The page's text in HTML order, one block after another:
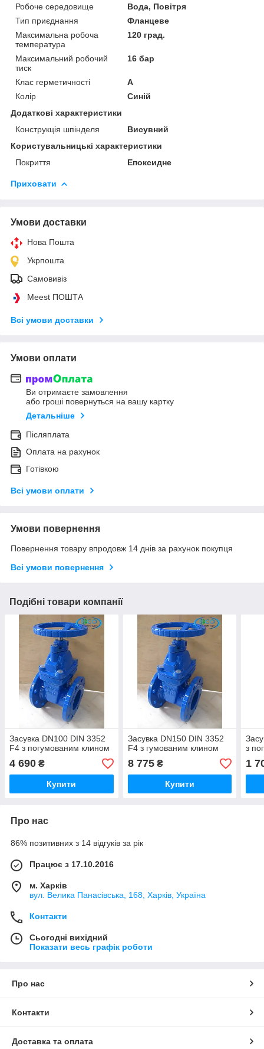
Робоче середовище
Вода, Повітря
Тип приєднання
Фланцеве
Максимальна робоча
температура
120 град.
Максимальний робочий
тиск
16 бар
Клас герметичності
А
Колір
Синій
Додаткові характеристики
Конструкція шпінделя
Висувний
Користувальницькі характеристики
Покриття
Епоксидне
Приховати
Умови доставки
Нова Пошта
Укрпошта
Самовивіз
Meest ПОШТА
Всі умови доставки
Умови оплати
Ви отримаєте замовлення
або гроші повернуться на вашу картку
Детальніше
Післяплата
Оплата на рахунок
Готівкою
Всі умови оплати
Умови повернення
Повернення товару впродовж 14 днів за рахунок покупця
Всі умови повернення
Подібні товари компанії
Засувка DN100 DIN 3352
F4 з погумованим клином
4 690 ₴
Купити
Засувка DN150 DIN 3352
F4 з гумованим клином
8 775₴
Купити
з
1
Про нас
86% позитивних з 14 відгуків за рік
Працює з 17.10.2016
м. Харків
вул. Велика Панасівська, 168, Харків, Україна
Контакти
Сьогодні вихідний
Показати весь графік роботи
Про нас
Контакти
Доставка та оплата